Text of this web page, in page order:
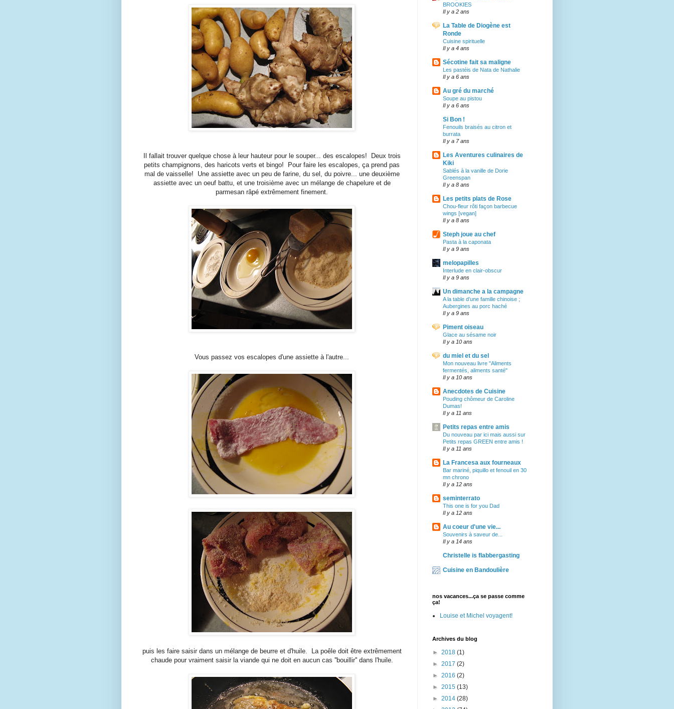
Il fallait trouver quelque chose à leur hauteur pour le souper... des escalopes! Deux trois
petits champignons, des haricots verts et bingo! Pour faire les escalopes, ça prend pas
mal de vaisselle! Une assiette avec un peu de farine, du sel, du poivre... une deuxième
assiette avec un oeuf battu, et une troisième avec un mélange de chapelure et de
parmesan râpé extrêmement finement.
Vous passez vos escalopes d'une assiette à l'autre...
puis les faire saisir dans un mélange de beurre et d'huile. La poêle doit être extrêmement
chaude pour vraiment saisir la viande qui ne doit en aucun cas ''bouillir'' dans l'huile.
BROOKIES
Il y a 2 ans
La Table de Diogène est
Ronde
Cuisine spirituelle
Il y a 4 ans
Sécotine fait sa maligne
Les pastéis de Nata de Nathalie
Il y a 6 ans
Au gré du marché
Soupe au pistou
Il y a 6 ans
Si Bon !
Fenouils braisés au citron et
burrata
Il y a 7 ans
Les Aventures culinaires de
Kiki
Sablés à la vanille de Dorie
Greenspan
Il y a 8 ans
Les petits plats de Rose
Chou-fleur rôti façon barbecue
wings [vegan]
Il y a 8 ans
Steph joue au chef
Pasta à la caponata
Il y a 9 ans
melopapilles
Interlude en clair-obscur
Il y a 9 ans
Un dimanche a la campagne
A la table d’une famille chinoise ;
Aubergines au porc haché
Il y a 9 ans
Piment oiseau
Glace au sésame noir
Il y a 10 ans
du miel et du sel
Mon nouveau livre "Aliments
fermentés, aliments santé"
Il y a 10 ans
Anecdotes de Cuisine
Pouding chômeur de Caroline
Dumas!
Il y a 11 ans
Petits repas entre amis
Du nouveau par ici mais aussi sur
Petits repas GREEN entre amis !
Il y a 11 ans
La Francesa aux fourneaux
Bar mariné, piquillo et fenouil en 30
mn chrono
Il y a 12 ans
seminterrato
This one is for you Dad
Il y a 12 ans
Au coeur d'une vie...
Souvenirs à saveur de...
Il y a 14 ans
Christelle is flabbergasting
Cuisine en Bandoulière
nos vacances...ça se passe comme
ça!
Louise et Michel voyagent!
Archives du blog
► 2018 (1)
► 2017 (2)
► 2016 (2)
► 2015 (13)
► 2014 (28)